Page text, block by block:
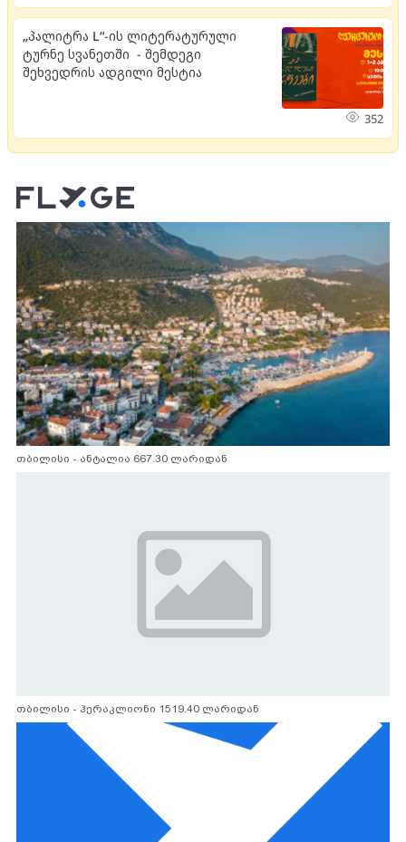
„პალიტრა L“-ის ლიტერატურული
ტურნე სვანეთში - შემდეგი
შეხვედრის ადგილი მესტია
352
თბილისი - ანტალია 667.30 ლარიდან
თბილისი - ჰერაკლიონი 1519.40 ლარიდან